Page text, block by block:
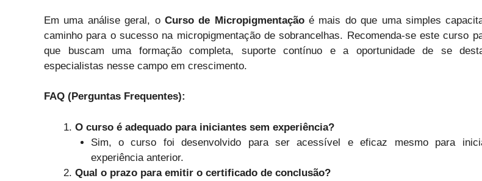
Em uma análise geral, o Curso de Micropigmentaçãoé mais do que uma simples
caminho para o sucesso na micropigmentação de sobrancelhas. Recomenda-se este curso
que buscam uma formação completa, suporte contínuo e a oportunidade de se
especialistas nesse campo em crescimento.
FAQ (Perguntas Frequentes):
O curso é adequado para iniciantes sem experiência?
Sim, o curso foi desenvolvido para ser acessível e eficaz mesmo para
experiência anterior.
Qual o prazo para emitir o certificado de conclusão?